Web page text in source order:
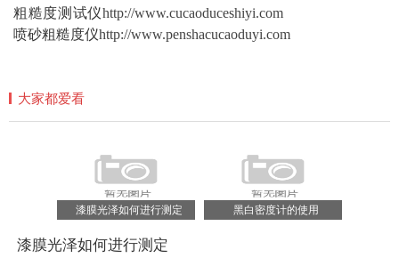
粗糙度测试仪http://www.cucaoduceshiyi.com
喷砂粗糙度仪http://www.penshacucaoduyi.com
大家都爱看
漆膜光泽如何进行测定 黑白密度计的使用
漆膜光泽如何进行测定